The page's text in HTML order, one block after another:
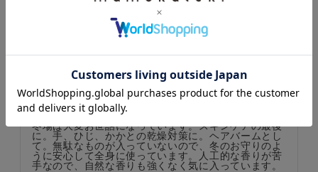
ム
投稿日 2022/10/12
冬場は大変お世話になっています。スキンケアの最後
に。手、ひじ、かかとの乾燥対策に。ヘアバームとし
て。無駄なものが入っていないので、冬のお守りのよ
うに安心して全身に使っています。人工的な香りが苦
手なので、自然な香りも強くなく気に入っています。